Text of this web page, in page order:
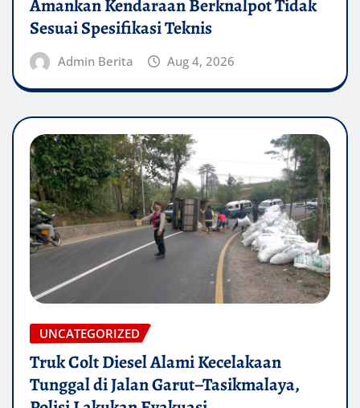
Amankan Kendaraan Berknalpot Tidak
Sesuai Spesifikasi Teknis
Admin Berita Aug 4, 2026
UNCATEGORIZED
Truk Colt Diesel Alami Kecelakaan
Tunggal di Jalan Garut–Tasikmalaya,